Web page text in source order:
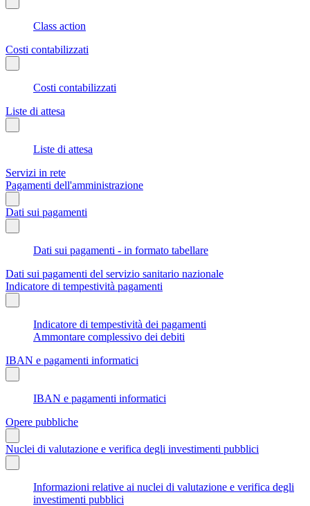
Class action
Costi contabilizzati
Costi contabilizzati
Liste di attesa
Liste di attesa
Servizi in rete
Pagamenti dell'amministrazione
Dati sui pagamenti
Dati sui pagamenti - in formato tabellare
Dati sui pagamenti del servizio sanitario nazionale
Indicatore di tempestività pagamenti
Indicatore di tempestività dei pagamenti
Ammontare complessivo dei debiti
IBAN e pagamenti informatici
IBAN e pagamenti informatici
Opere pubbliche
Nuclei di valutazione e verifica degli investimenti pubblici
Informazioni relative ai nuclei di valutazione e verifica degli
investimenti pubblici